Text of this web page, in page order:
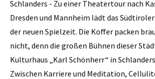
Schlanders - Zu einer Theatertour nach
Dresden und Mannheim lädt das
der neuen Spielzeit. Die Koffer packen
nicht, denn die großen Bühnen dieser
Kulturhaus „Karl Schönherr“ in
Zwischen Karriere und Meditation,